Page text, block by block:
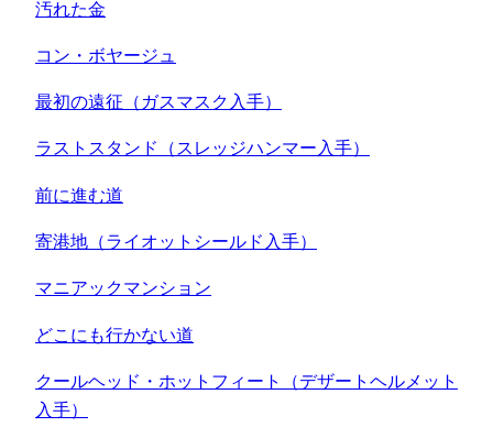
汚れた金
コン・ボヤージュ
最初の遠征（ガスマスク入手）
ラストスタンド（スレッジハンマー入手）
前に進む道
寄港地（ライオットシールド入手）
マニアックマンション
どこにも行かない道
クールヘッド・ホットフィート（デザートヘルメット
入手）